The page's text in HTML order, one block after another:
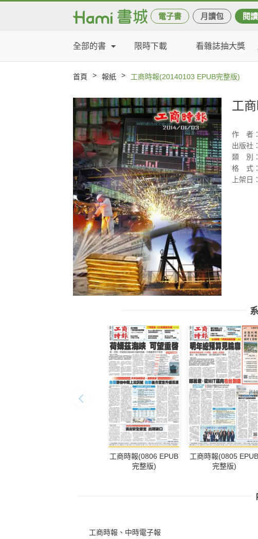
電子書 月讀包 閱
全部的書 限時下載 看雜誌抽大獎
首頁 > 報紙 > 工商時報(20140103 EPUB完整版)
工
作
者：
出版社：
類
別：
格
式：
上架日：
工商時報(0806 EPUB
完整版)
工商時報(0805 EPUB
完整版)
工商時報、中時電子報